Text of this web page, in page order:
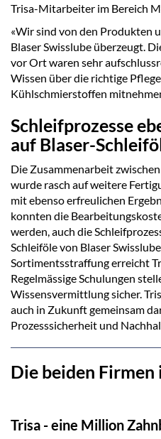
Trisa-Mitarbeiter im Bereich
«Wir sind von den Produkten
Blaser Swisslube überzeugt.
vor Ort waren sehr
Wissen über die richtige
Kühlschmierstoffen
Schleifprozesse
auf Blaser-
Die Zusammenarbeit
wurde rasch auf weitere
mit ebenso erfreulichen
konnten die
werden, auch die
Schleiföle von Blaser
Sortimentsstraffung erreicht
Regelmässige Schulungen
Wissensvermittlung sicher.
auch in Zukunft gemeinsam
Prozesssicherheit und
Die beiden
Trisa - eine Million